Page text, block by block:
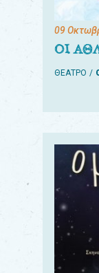
09
ΟΙ
ΘΕΑΤΡΟ